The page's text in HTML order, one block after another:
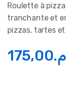
Roulette à
tranchante et
pizzas, tartes
175,00